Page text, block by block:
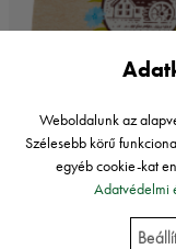
Weboldalunk az
Szélesebb körű
egyéb cookie-kat
Adatvédelmi